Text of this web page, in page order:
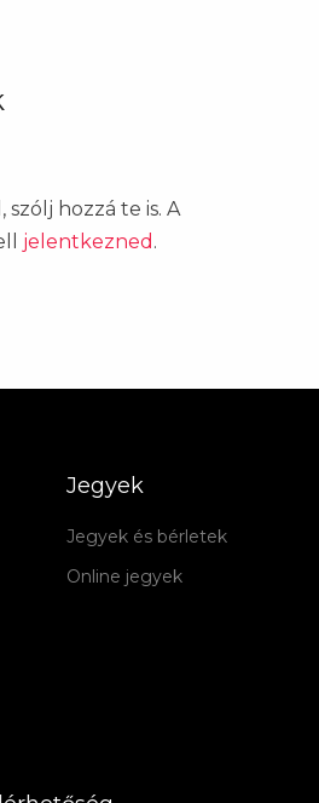
hozzá te is. A
jelentkezned .
Jegyek
Jegyek és bérletek
Online jegyek